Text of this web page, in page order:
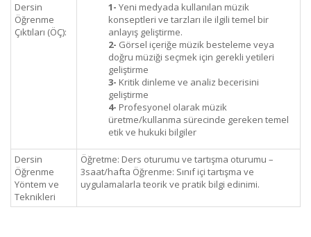
Dersin
Öğrenme
Çıktıları (ÖÇ):
1- Yeni medyada kullanılan müzik
konseptleri ve tarzları ile ilgili temel bir
anlayış geliştirme.
2- Görsel içeriğe müzik besteleme veya
doğru müziği seçmek için gerekli yetileri
geliştirme
3- Kritik dinleme ve analiz becerisini
geliştirme
4- Profesyonel olarak müzik
üretme/kullanma sürecinde gereken temel
etik ve hukuki bilgiler
Dersin
Öğrenme
Yöntem ve
Teknikleri
Öğretme: Ders oturumu ve tartışma oturumu –
3saat/hafta Öğrenme: Sınıf içi tartışma ve
uygulamalarla teorik ve pratik bilgi edinimi.